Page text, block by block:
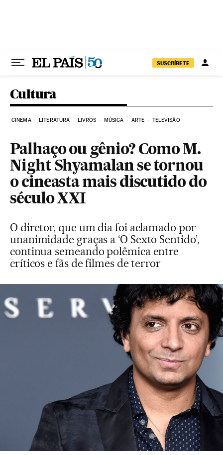
SUSCRÍBETE
Cultura
CINEMA LITERATURA LIVROS MÚSICA ARTE TELEVISÃO
Palhaço ou gênio? Como M.
Night Shyamalan se tornou
o cineasta mais discutido do
século XXI
O diretor, que um dia foi aclamado por
unanimidade graças a ‘O Sexto Sentido’,
continua semeando polêmica entre
críticos e fãs de filmes de terror